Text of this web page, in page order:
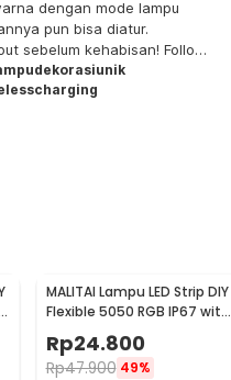
pun bisa diatur.
kehabisan! Follow
: JakartaNotebook.com
:
MALITAI Lampu LED Strip DIY
Flexible 5050 RGB IP67 with
USB Controller 2M -
SMD2835
Rp24.800
Rp47.900 49%